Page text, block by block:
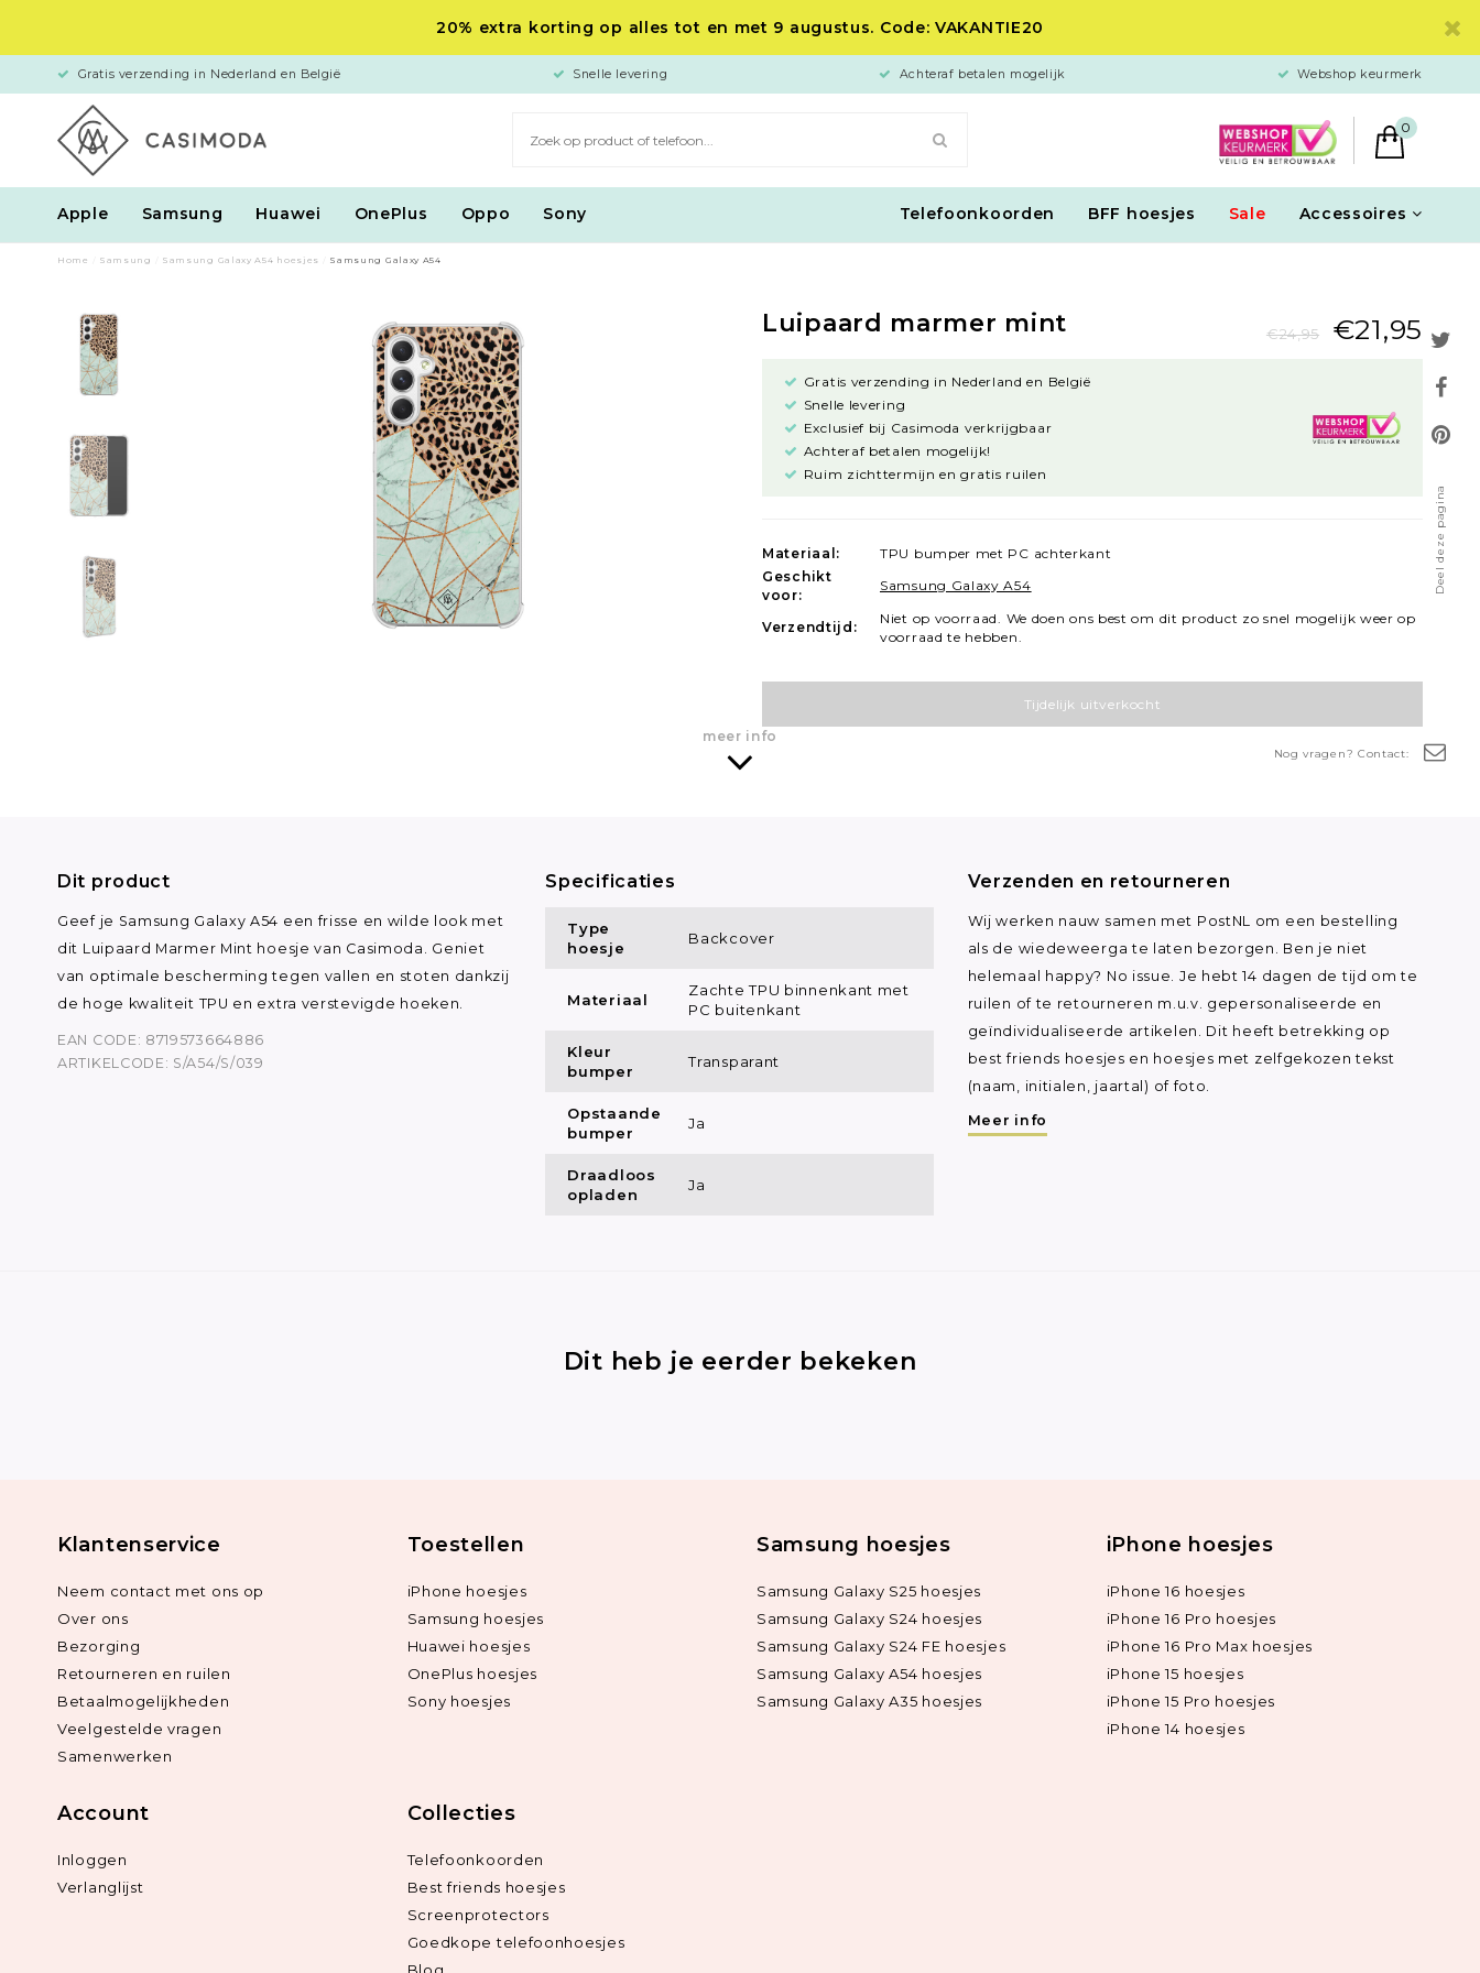
20% extra korting op alles tot en met 9 augustus. Code: VAKANTIE20
Gratis verzending in Nederland en België Snelle levering Achteraf betalen mogelijk Webshop keurmerk
0
Apple Samsung Huawei OnePlus Oppo Sony Telefoonkoorden BFF hoesjes Sale Accessoires
Deel deze pagina
Nog vragen? Contact:
Home Samsung Samsung Galaxy A54 hoesjes Samsung Galaxy A54
Luipaard marmer mint €24,95 €21,95
Gratis verzending in Nederland en België
Snelle levering
Exclusief bij Casimoda verkrijgbaar
Achteraf betalen mogelijk!
Ruim zichttermijn en gratis ruilen
Materiaal:
TPU bumper met PC achterkant
Geschikt
voor:
Samsung Galaxy A54
Verzendtijd:
Niet op voorraad. We doen ons best om dit product zo snel mogelijk weer op
voorraad te hebben.
Tijdelijk uitverkocht
meer info
Dit product
Geef je Samsung Galaxy A54 een frisse en wilde look met
dit Luipaard Marmer Mint hoesje van Casimoda. Geniet
van optimale bescherming tegen vallen en stoten dankzij
de hoge kwaliteit TPU en extra verstevigde hoeken.
EAN CODE: 8719573664886
ARTIKELCODE: S/A54/S/039
Specificaties
Type
hoesje
Backcover
Materiaal
Zachte TPU binnenkant met
PC buitenkant
Kleur
bumper
Transparant
Opstaande
bumper
Ja
Draadloos
opladen
Ja
Verzenden en retourneren
Wij werken nauw samen met PostNL om een bestelling
als de wiedeweerga te laten bezorgen. Ben je niet
helemaal happy? No issue. Je hebt 14 dagen de tijd om te
ruilen of te retourneren m.u.v. gepersonaliseerde en
geïndividualiseerde artikelen. Dit heeft betrekking op
best friends hoesjes en hoesjes met zelfgekozen tekst
(naam, initialen, jaartal) of foto.
Meer info
Dit heb je eerder bekeken
Klantenservice
Neem contact met ons op
Over ons
Bezorging
Retourneren en ruilen
Betaalmogelijkheden
Veelgestelde vragen
Samenwerken
Toestellen
iPhone hoesjes
Samsung hoesjes
Huawei hoesjes
OnePlus hoesjes
Sony hoesjes
Samsung hoesjes
Samsung Galaxy S25 hoesjes
Samsung Galaxy S24 hoesjes
Samsung Galaxy S24 FE hoesjes
Samsung Galaxy A54 hoesjes
Samsung Galaxy A35 hoesjes
iPhone hoesjes
iPhone 16 hoesjes
iPhone 16 Pro hoesjes
iPhone 16 Pro Max hoesjes
iPhone 15 hoesjes
iPhone 15 Pro hoesjes
iPhone 14 hoesjes
Account
Inloggen
Verlanglijst
Collecties
Telefoonkoorden
Best friends hoesjes
Screenprotectors
Goedkope telefoonhoesjes